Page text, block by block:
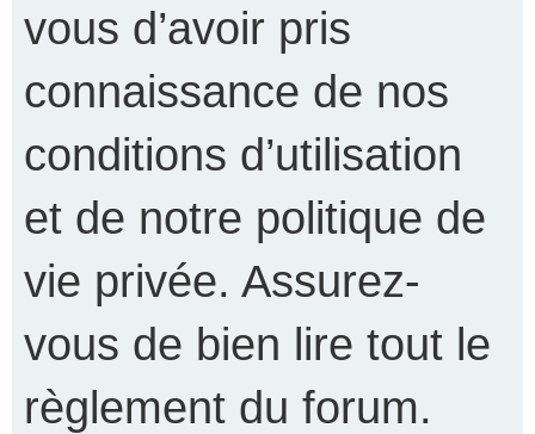
vous d’avoir pris
connaissance de nos
conditions d’utilisation
et de notre politique de
vie privée. Assurez-
vous de bien lire tout le
règlement du forum.